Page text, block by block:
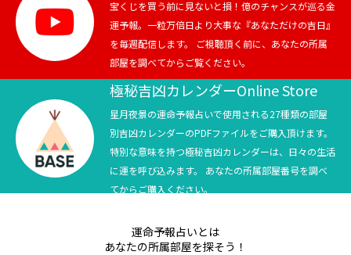
宝くじを買う前に見ないと損！億のチャンスが巡る金
運予報。一粒万倍日より大事な『あなただけの吉日』
を毎週配信します。 ご視聴頂く前に、あなたの所属
部屋を調べてからご覧ください。
極秘吉凶カレンダーOnline Store
星月夜景の運命予報占いで使用される27種類の部屋
別吉凶カレンダーのPDFファイルをご購入頂けます。
特別な意味を持つ極秘吉凶カレンダーは、日々の生活
に運を呼び込みます。 あなたの所属部屋番号を調べ
てからご購入ください。
運命予報占いとは
あなたの所属部屋を探そう！